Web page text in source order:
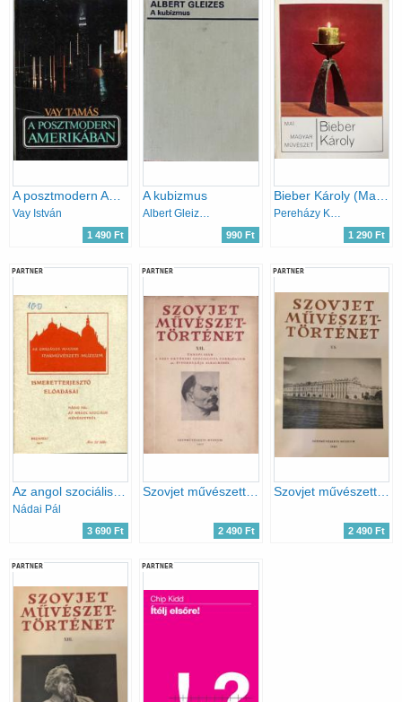
Vay István
1 490 Ft
A kubizmus
Albert Gleizes
990 Ft
Pereházy Károly
1 290 Ft
PARTNER
Nádai Pál
3 690 Ft
PARTNER
2 490 Ft
PARTNER
Szovjet művészettörténet XX.
2 490 Ft
PARTNER PARTNER